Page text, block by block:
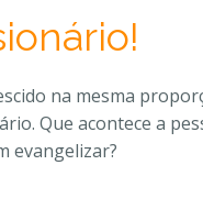
na mesma
Que acontece a
evangelizar?